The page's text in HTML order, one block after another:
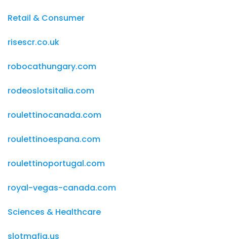
Retail & Consumer
risescr.co.uk
robocathungary.com
rodeoslotsitalia.com
roulettinocanada.com
roulettinoespana.com
roulettinoportugal.com
royal-vegas-canada.com
Sciences & Healthcare
slotmafia.us